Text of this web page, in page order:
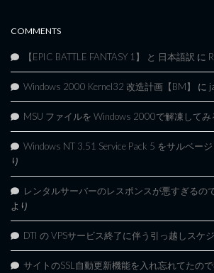
COMMENTS
【EPIC BATTLE FANTASY 1】 と 日本語訳 に
Windows 2000 Kernel32 改造計画【BM】 に
MSU ファイルを Windows 2000で解凍してみ
Windows NT 3.51 Service Pack 5 をサルベー
り
レンタルサーバーのレスポンスが悪すぎるの
より
DTI の VPSサービス終了に伴う引っ越しスケ
サイトのSSL自動更新機能を入れ忘れてたの